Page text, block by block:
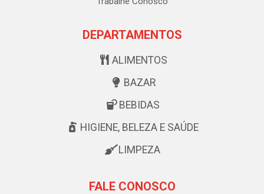
DEPARTAMENTOS
ALIMENTOS
BAZAR
BEBIDAS
HIGIENE, BELEZA E SAÚDE
LIMPEZA
FALE CONOSCO